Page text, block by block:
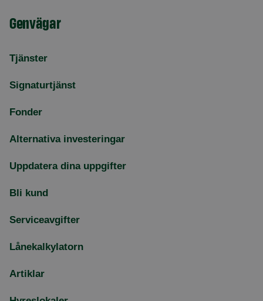
Genvägar
Tjänster
Signaturtjänst
Fonder
Alternativa investeringar
Uppdatera dina uppgifter
Bli kund
Serviceavgifter
Lånekalkylatorn
Artiklar